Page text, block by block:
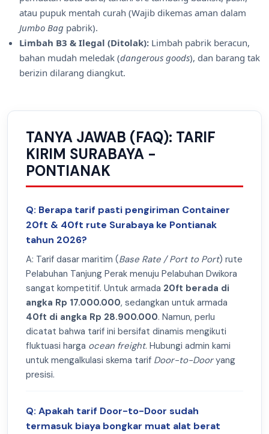
atau pupuk mentah curah (Wajib dikemas aman dalam
Jumbo Bag pabrik).
Limbah B3 & Ilegal (Ditolak): Limbah pabrik beracun,
bahan mudah meledak (dangerous goods), dan barang tak
berizin dilarang diangkut.
TANYA JAWAB (FAQ): TARIF
KIRIM SURABAYA -
PONTIANAK
Q: Berapa tarif pasti pengiriman Container
20ft & 40ft rute Surabaya ke Pontianak
tahun 2026?
A: Tarif dasar maritim (Base Rate / Port to Port) rute
Pelabuhan Tanjung Perak menuju Pelabuhan Dwikora
sangat kompetitif. Untuk armada 20ft berada di
angka Rp 17.000.000, sedangkan untuk armada
40ft di angka Rp 28.900.000. Namun, perlu
dicatat bahwa tarif ini bersifat dinamis mengikuti
fluktuasi harga ocean freight. Hubungi admin kami
untuk mengalkulasi skema tarif Door-to-Dooryang
presisi.
Q: Apakah tarif Door-to-Door sudah
termasuk biaya bongkar muat alat berat